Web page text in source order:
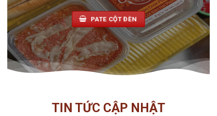
PATE CỘT ĐÈN
TIN TỨC CẬP NHẬT